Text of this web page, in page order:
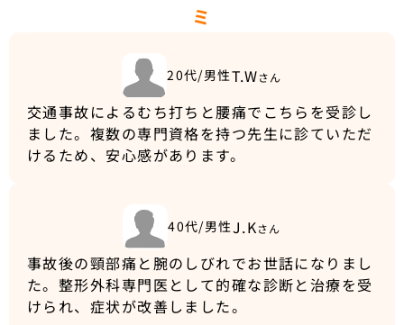
ミ
20代/男性T.Wさん
交通事故によるむち打ちと腰痛でこちらを受診し
ました。複数の専門資格を持つ先生に診ていただ
けるため、安心感があります。
40代/男性J.Kさん
事故後の頸部痛と腕のしびれでお世話になりまし
た。整形外科専門医として的確な診断と治療を受
けられ、症状が改善しました。